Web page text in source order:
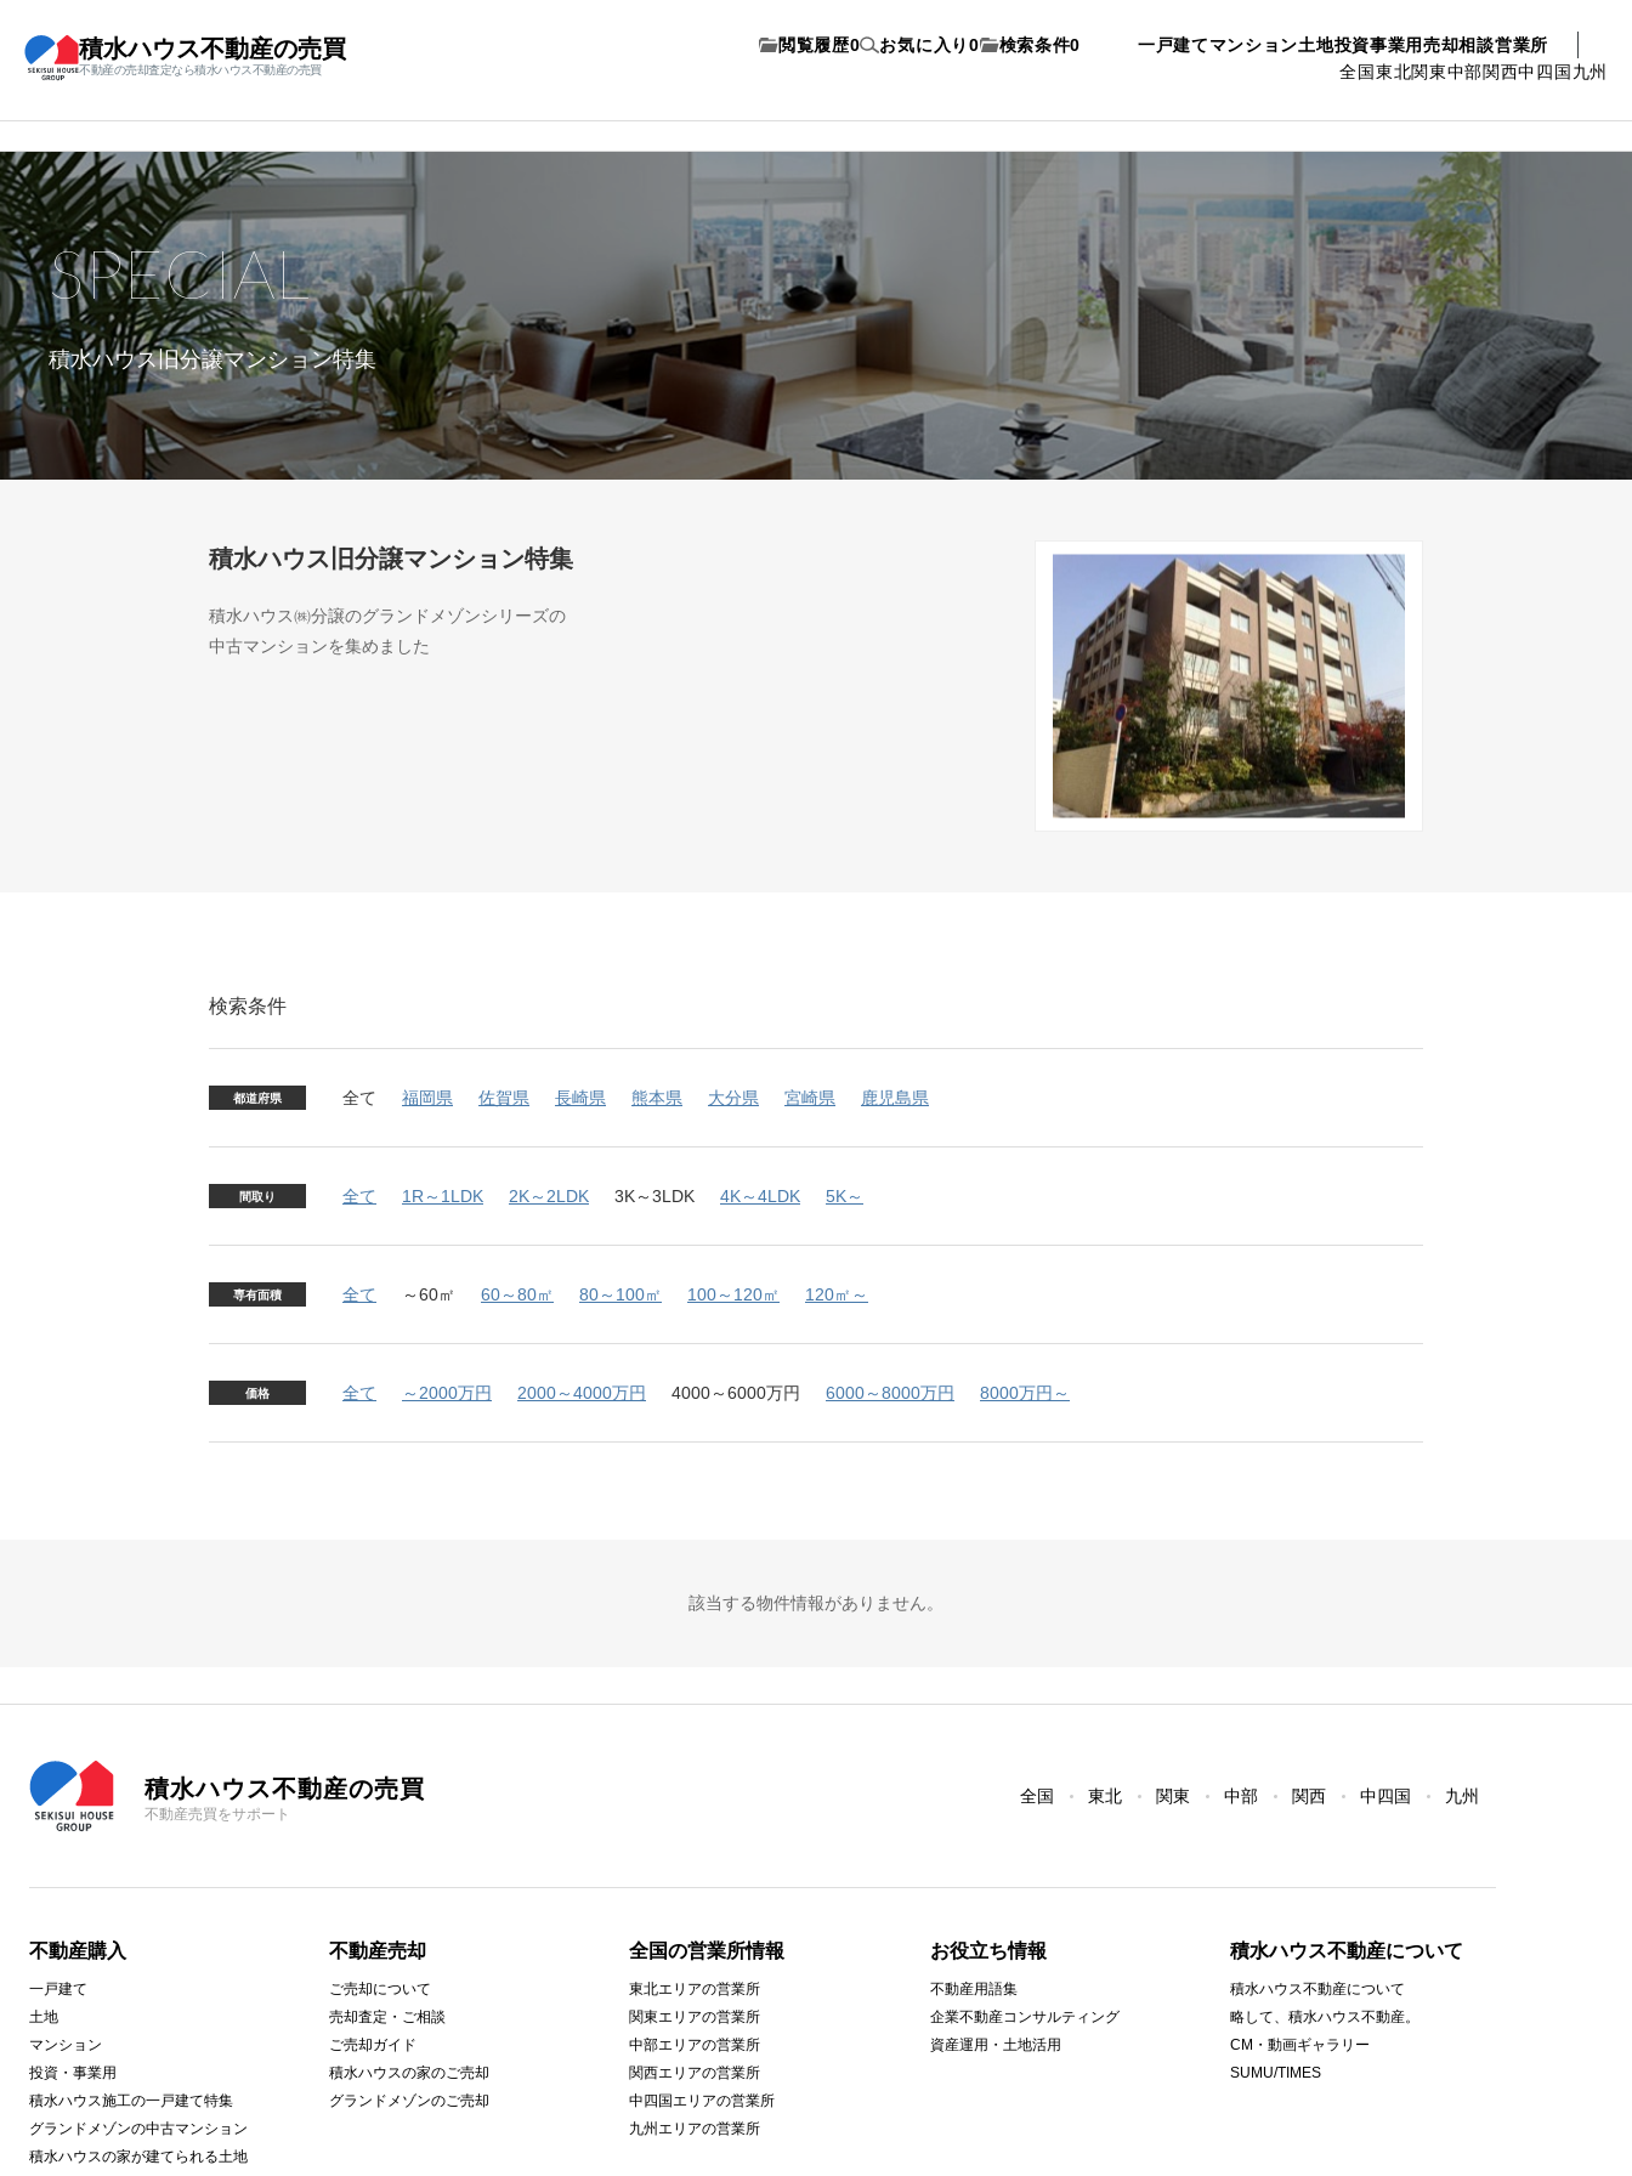
積水ハウス不動産の売買
不動産の売却査定なら積水ハウス不動産の売買
一戸建てマンション土地投資事業用売却相談営業所
全国東北関東中部関西中四国九州
閲覧履歴0 お気に入り 0 検索条件0
積水ハウス旧分譲マンション特集
SPECIAL
積水ハウス旧分譲マンション特集
積水ハウス㈱分譲のグランドメゾンシリーズの
中古マンションを集めました
検索条件
都道府県 全て 福岡県 佐賀県 長崎県 熊本県 大分県 宮崎県 鹿児島県
間取り 全て 1R～1LDK 2K～2LDK 3K～3LDK 4K～4LDK 5K～
専有面積 全て ～60㎡ 60～80㎡ 80～100㎡ 100～120㎡ 120㎡～
価格 全て ～2000万円 2000～4000万円 4000～6000万円 6000～8000万円 8000万円～
該当する物件情報がありません。
積水ハウス不動産の売買
不動産売買をサポート
全国 東北 関東 中部 関西 中四国 九州
不動産購入
一戸建て
土地
マンション
投資・事業用
積水ハウス施工の一戸建て特集
グランドメゾンの中古マンション
積水ハウスの家が建てられる土地
不動産売却
ご売却について
売却査定・ご相談
ご売却ガイド
積水ハウスの家のご売却
グランドメゾンのご売却
全国の営業所情報
東北エリアの営業所
関東エリアの営業所
中部エリアの営業所
関西エリアの営業所
中四国エリアの営業所
九州エリアの営業所
お役立ち情報
不動産用語集
企業不動産コンサルティング
資産運用・土地活用
積水ハウス不動産について
積水ハウス不動産について
略して、積水ハウス不動産。
CM・動画ギャラリー
SUMU/TIMES